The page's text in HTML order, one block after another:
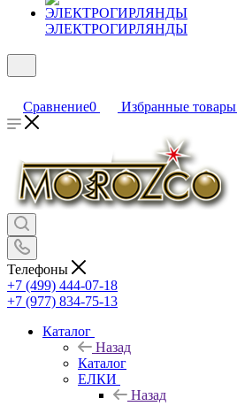
ЭЛЕКТРОГИРЛЯНДЫ
Сравнение0 Избранные товары
Телефоны
+7 (499) 444-07-18
+7 (977) 834-75-13
Каталог
Назад
Каталог
ЕЛКИ
Назад